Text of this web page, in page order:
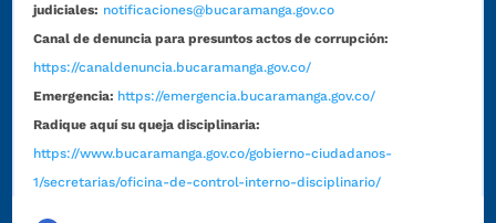
judiciales: notificaciones@bucaramanga.gov.co
Canal de denuncia para presuntos actos de corrupción:
https://canaldenuncia.bucaramanga.gov.co/
Emergencia: https://emergencia.bucaramanga.gov.co/
Radique aquí su queja disciplinaria:
https://www.bucaramanga.gov.co/gobierno-ciudadanos-
1/secretarias/oficina-de-control-interno-disciplinario/